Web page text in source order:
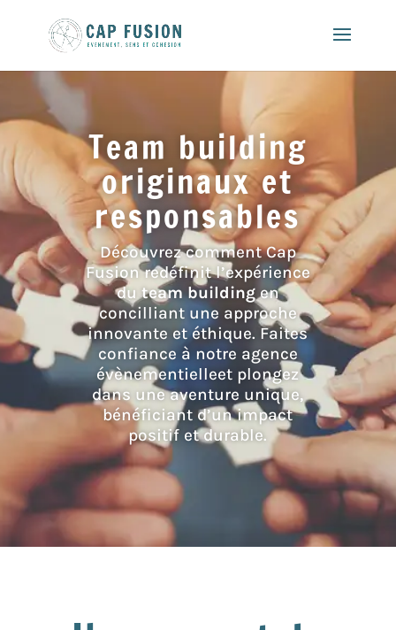
Team building
originaux et
responsables
Découvrez comment Cap
Fusion redéfinit l’expérience
du team buildingen
concilliant une approche
innovante et éthique. Faites
confiance à notre agence
évènementielleet plongez
dans une aventure unique,
bénéficiant d’un impact
positif et durable.